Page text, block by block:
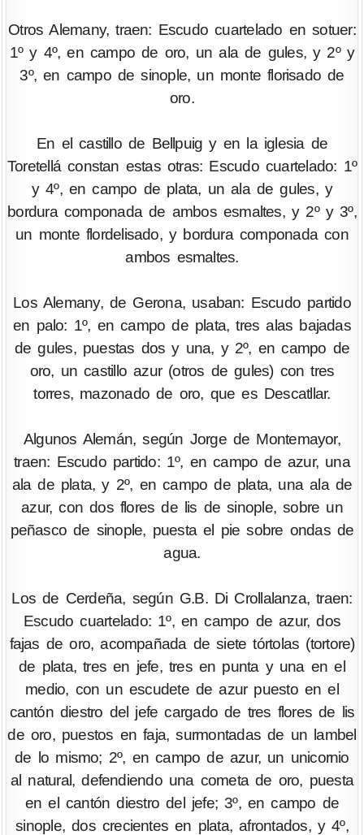
Otros Alemany, traen: Escudo cuartelado en sotuer:
1º y 4º, en campo de oro, un ala de gules, y 2º y
3º, en campo de sinople, un monte florisado de
oro.
En el castillo de Bellpuig y en la iglesia de
Toretellá constan estas otras: Escudo cuartelado: 1º
y 4º, en campo de plata, un ala de gules, y
bordura componada de ambos esmaltes, y 2º y 3º,
un monte flordelisado, y bordura componada con
ambos esmaltes.
Los Alemany, de Gerona, usaban: Escudo partido
en palo: 1º, en campo de plata, tres alas bajadas
de gules, puestas dos y una, y 2º, en campo de
oro, un castillo azur (otros de gules) con tres
torres, mazonado de oro, que es Descatllar.
Algunos Alemán, según Jorge de Montemayor,
traen: Escudo partido: 1º, en campo de azur, una
ala de plata, y 2º, en campo de plata, una ala de
azur, con dos flores de lis de sinople, sobre un
peñasco de sinople, puesta el pie sobre ondas de
agua.
Los de Cerdeña, según G.B. Di Crollalanza, traen:
Escudo cuartelado: 1º, en campo de azur, dos
fajas de oro, acompañada de siete tórtolas (tortore)
de plata, tres en jefe, tres en punta y una en el
medio, con un escudete de azur puesto en el
cantón diestro del jefe cargado de tres flores de lis
de oro, puestos en faja, surmontadas de un lambel
de lo mismo; 2º, en campo de azur, un unicornio
al natural, defendiendo una cometa de oro, puesta
en el cantón diestro del jefe; 3º, en campo de
sinople, dos crecientes en plata, afrontados, y 4º,